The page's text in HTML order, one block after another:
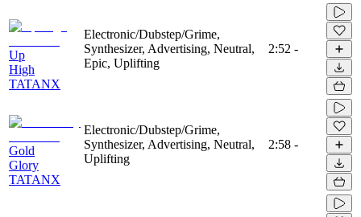
Up
High
TATANX
Electronic/Dubstep/Grime,
Synthesizer, Advertising, Neutral,
Epic, Uplifting
2:52 -
Gold
Glory
TATANX
Electronic/Dubstep/Grime,
Synthesizer, Advertising, Neutral,
Uplifting
2:58 -